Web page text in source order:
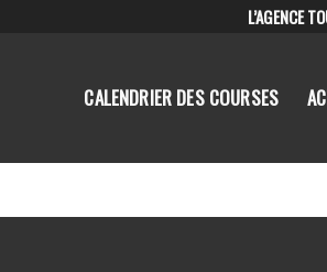
L’AGENCE
CALENDRIER DES COURSES